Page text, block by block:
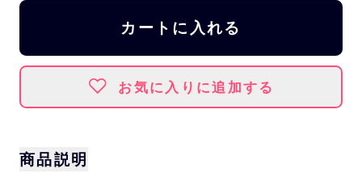
カートに入れる
お気に入りに追加する
商品説明